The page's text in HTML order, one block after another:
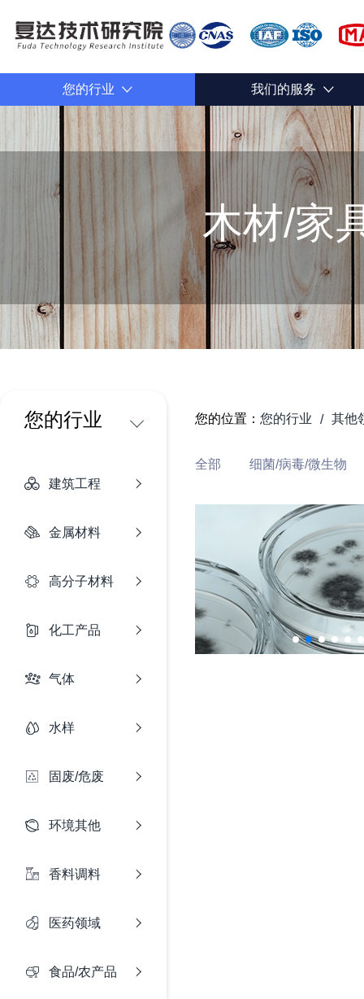
您的行业 我们的服务
木材/家
您的行业
建筑工程
金属材料
高分子材料
化工产品
气体
水样
固废/危废
环境其他
香料调料
医药领域
食品/农产品
您的位置： 您的行业 / 其他
全部 细菌/病毒/微生物